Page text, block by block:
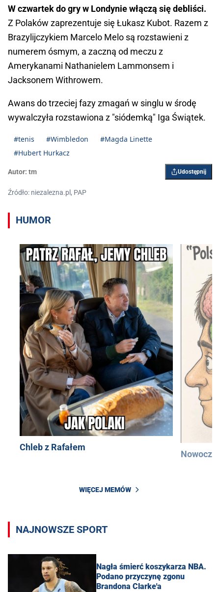
W czwartek do gry w Londynie włączą się debliści.
Z Polaków zaprezentuje się Łukasz Kubot. Razem z
Brazylijczykiem Marcelo Melo są rozstawieni z
numerem ósmym, a zaczną od meczu z
Amerykanami Nathanielem Lammonsem i
Jacksonem Withrowem.
Awans do trzeciej fazy zmagań w singlu w środę
wywalczyła rozstawiona z "siódemką" Iga Świątek.
#tenis #Wimbledon
#Magda Linette
#Hubert Hurkacz
Autor: tm Udostępnij
Źródło: niezalezna.pl, PAP
HUMOR
Chleb z Rafałem
WIĘCEJ MEMÓW
NAJNOWSZE SPORT
Nagła śmierć koszykarza NBA.
Podano przyczynę zgonu
Brandona Clarke'a